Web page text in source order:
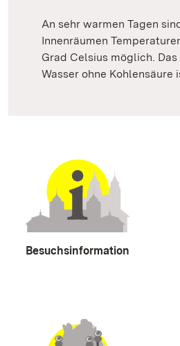
An sehr warmen Tagen
Innenräumen
Grad Celsius möglich.
Wasser ohne Kohlensäure
Besuchsinformation